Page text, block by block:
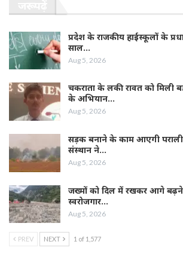
प्रदेश के राजकीय हाईस्कूलों के
साल…
Aug 5, 2026
चकराता के लकी रावत को मिली
के अभियान…
Aug 5, 2026
सड़क बनाने के काम आएगी पराली,
संस्थान ने…
Aug 5, 2026
जख्मों को दिल में रखकर आगे
स्वरोजगार…
Aug 5, 2026
PREV NEXT 1 of 1,577